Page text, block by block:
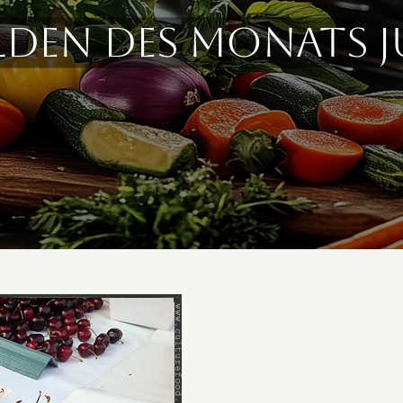
des Monats